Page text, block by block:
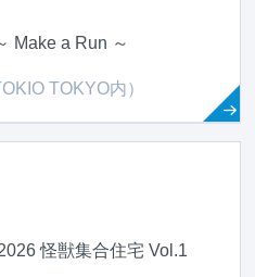
Make a Run ～
TOKYO内）
怪獣集合住宅 Vol.1